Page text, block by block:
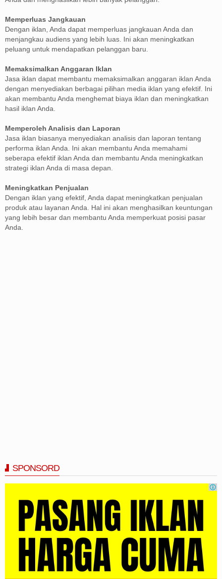
Memperluas Jangkauan
Dengan iklan, Anda dapat memperluas jangkauan Anda dan
menjangkau audiens yang lebih luas. Ini akan meningkatkan
peluang untuk mendapatkan pelanggan baru.
Memaksimalkan Anggaran Iklan
Jasa iklan dapat membantu memaksimalkan anggaran iklan Anda
dengan menyediakan berbagai pilihan media iklan yang efektif. Ini
akan membantu Anda menghemat biaya iklan dan meningkatkan
hasil iklan Anda.
Memperoleh Analisis dan Laporan
Jasa iklan biasanya menyediakan analisis dan laporan tentang
performa iklan Anda. Ini akan membantu Anda memahami
seberapa efektif iklan Anda dan membantu Anda meningkatkan
strategi iklan Anda di masa depan.
Meningkatkan Penjualan
Dengan iklan yang efektif, Anda dapat meningkatkan penjualan
produk atau layanan Anda. Hal ini akan menghasilkan keuntungan
yang lebih besar dan membantu Anda memperkuat posisi pasar
Anda.
SPONSORD